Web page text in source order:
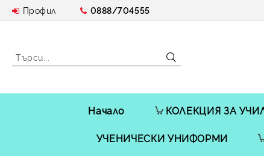
Профил 0888/704555
Начало КОЛЕКЦИЯ ЗА
УЧЕНИЧЕСКИ УНИФОРМИ